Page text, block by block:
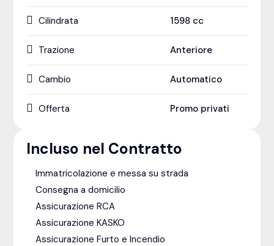
Cilindrata 1598 cc
Trazione Anteriore
Cambio Automatico
Offerta Promo privati
Incluso nel Contratto
Immatricolazione e messa su strada
Consegna a domicilio
Assicurazione RCA
Assicurazione KASKO
Assicurazione Furto e Incendio